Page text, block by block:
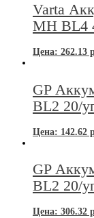
Varta
MH BL4
Цена: 262.13
GP
BL2 20/
Цена: 142.62
GP
BL2 20/
Цена: 306.32